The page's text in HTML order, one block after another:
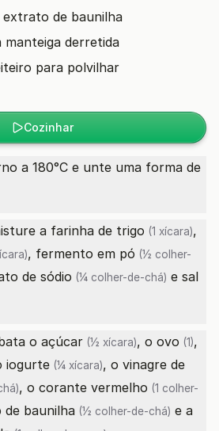
de baunilha
manteiga derretida
para polvilhar
Cozinhar
a 180°C e unte uma forma de
a farinha de trigo (1 xícara),
, fermento em pó (½ colher-
de sódio (¼ colher-de-chá) e sal
o açúcar (½ xícara), o ovo (1),
iogurte (¼ xícara), o vinagre de
, o corante vermelho (1 colher-
baunilha (½ colher-de-chá) e a